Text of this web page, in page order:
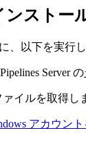
ンストー
、以下を実行
Server の
イルを取得し
アカウン